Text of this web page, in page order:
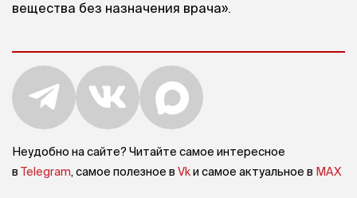
вещества без назначения врача».
Неудобно на сайте? Читайте самое интересное
в Telegram, самое полезное в Vkи самое актуальное в MAX